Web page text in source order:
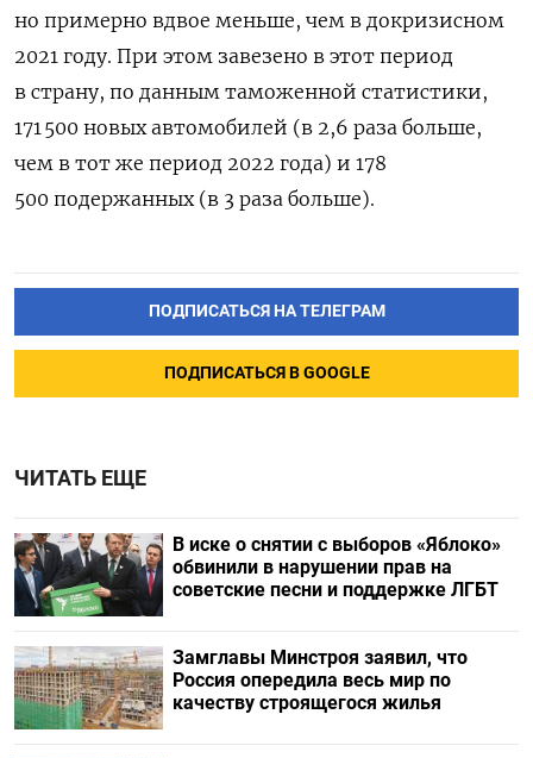
но примерно вдвое меньше, чем в докризисном
2021 году. При этом завезено в этот период
в страну, по данным таможенной статистики,
171 500 новых автомобилей (в 2,6 раза больше,
чем в тот же период 2022 года) и 178
500 подержанных (в 3 раза больше).
ПОДПИСАТЬСЯ НА ТЕЛЕГРАМ
ПОДПИСАТЬСЯ В GOOGLE
ЧИТАТЬ ЕЩЕ
В иске о снятии с выборов «Яблоко»
обвинили в нарушении прав на
советские песни и поддержке ЛГБТ
Замглавы Минстроя заявил, что
Россия опередила весь мир по
качеству строящегося жилья